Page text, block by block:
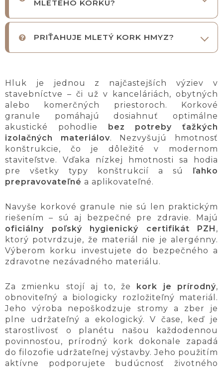
MLETÉHO KORKU?
PRIŤAHUJE MLETÝ KORK HMYZ?
Hluk je jednou z najčastejších výziev v
stavebníctve – či už v kanceláriách, obytných
alebo komerčných priestoroch. Korkové
granule pomáhajú dosiahnuť optimálne
akustické pohodlie
bez potreby ťažkých
izolačných materiálov. Nezvyšujú hmotnosť
konštrukcie, čo je dôležité v modernom
staviteľstve. Vďaka nízkej hmotnosti sa hodia
pre všetky typy konštrukcií a sú
ľahko
prepravovateľné a aplikovateľné.
Navyše korkové granule nie sú len praktickým
riešením – sú aj bezpečné pre zdravie. Majú
oficiálny poľský hygienický certifikát PZH ,
ktorý potvrdzuje, že materiál nie je alergénny.
Výberom korku investujete do bezpečného a
zdravotne nezávadného materiálu.
Za zmienku stojí aj to, že kork je prírodný,
obnoviteľný a biologicky rozložiteľný materiál.
Jeho výroba nepoškodzuje stromy a zber je
plne udržateľný a ekologický. V čase, keď je
starostlivosť o planétu našou každodennou
povinnosťou, prírodný kork dokonale zapadá
do filozofie udržateľnej výstavby. Jeho použitím
aktívne podporujete budúcnosť životného